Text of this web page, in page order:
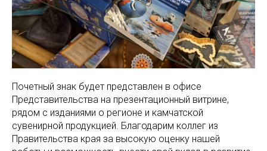
Почетный знак будет представлен в офисе
Представительства на презентационный витрине,
рядом с изданиями о регионе и камчатской
сувенирной продукцией. Благодарим коллег из
Правительства края за высокую оценку нашей